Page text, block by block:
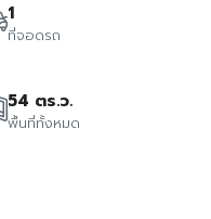
1
ที่จอดรถ
54 ตร.ว.
พื้นที่ทั้งหมด